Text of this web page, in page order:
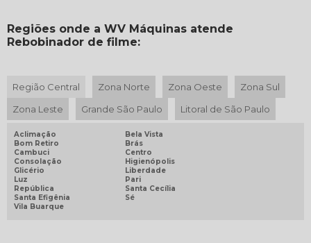
MÁQUINA FLEXOGRÁFICA 2 CORES
MÁQUINA FLEXOGRÁFICA 2 CORES PARA IMPRESSÃO DE SACOLAS
MÁQUINA LAMINADORA DE PAPEL
MÁQUINA LAMINADORA SOLVENTLESS
MÁQUINA PARA CORTAR TUBETES
MÁQUINA REBOBINADEIRA
MÁQUINA REBOBINADEIRA DE FILME STRETCH
MÁQUINA REBOBINADEIRA DE PAPEL
Regiões onde a WV Máquinas atende
Rebobinador de filme:
Região Central Zona Norte Zona Oeste
Zona Sul
Zona Leste
Grande São Paulo Litoral de São Paulo
Aclimação
Bela Vista
Bom Retiro
Brás
Cambuci
Centro
Consolação
Higienópolis
Glicério
Liberdade
Luz
Pari
República
Santa Cecília
Santa Efigênia
Sé
Vila Buarque